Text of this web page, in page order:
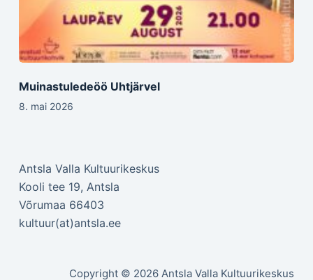
Muinastuledeöö Uhtjärvel
8. mai 2026
Antsla Valla Kultuurikeskus
Kooli tee 19, Antsla
Võrumaa 66403
kultuur(at)antsla.ee
Copyright © 2026 Antsla Valla Kultuurikeskus